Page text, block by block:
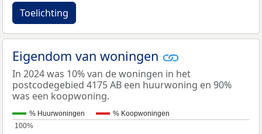
Toelichting
Eigendom van woningen
In 2024 was 10% van de woningen in het
postcodegebied 4175 AB een huurwoning en 90%
was een koopwoning.
% Huurwoningen
% Koopwoningen
100%
100%